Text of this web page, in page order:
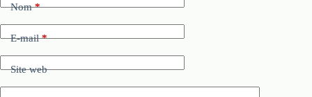
Nom*
E-mail*
Site web